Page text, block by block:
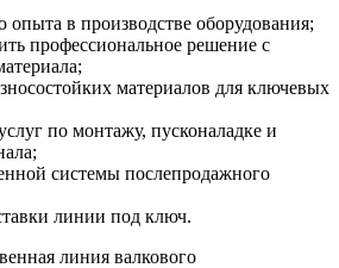
опыта в производстве оборудования;
профессиональное решение с
материалов для ключевых
по монтажу, пусконаладке и
системы послепродажного
линии под ключ.
линия валкового